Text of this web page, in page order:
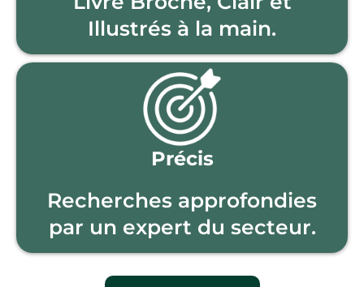
Illustrés à la main.
Précis
Recherches approfondies
par un expert du secteur.